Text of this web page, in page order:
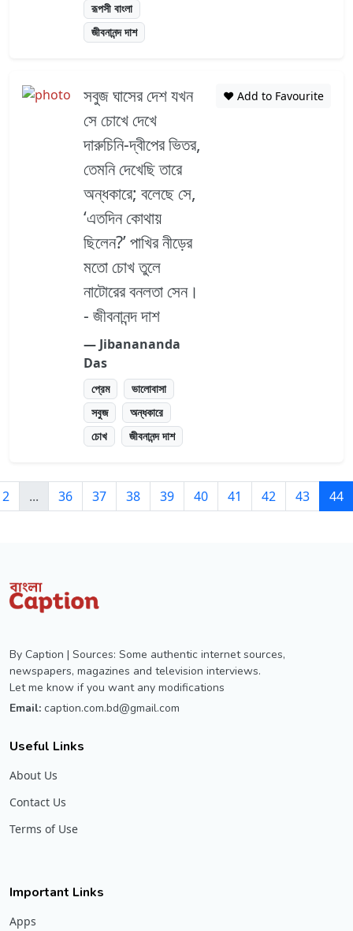
রূপসী বাংলা
জীবনানন্দ দাশ
সবুজ ঘাসের দেশ যখন
সে চোখে দেখে
দারুচিনি-দ্বীপের ভিতর,
তেমনি দেখেছি তারে
অন্ধকারে; বলেছে সে,
‌‌‘এতদিন কোথায়
ছিলেন?’ পাখির নীড়ের
মতো চোখ তুলে
নাটোরের বনলতা সেন।
- জীবনানন্দ দাশ
― Jibanananda
Das
প্রেম
ভালোবাসা
সবুজ
অন্ধকারে
চোখ
জীবনানন্দ দাশ
❤️ Add to Favourite
2 ... 36 37 38 39 40 41 42 43 44
By Caption | Sources: Some authentic internet sources,
newspapers, magazines and television interviews.
Let me know if you want any modifications
Email: caption.com.bd@gmail.com
Useful Links
About Us
Contact Us
Terms of Use
Important Links
Apps